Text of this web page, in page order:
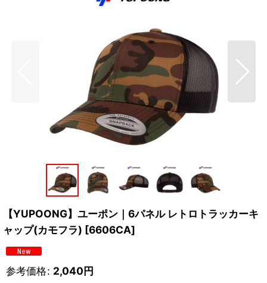
【YUPOONG】ユーポン｜6パネル レトロトラッカーキ
ャップ(カモフラ) [6606CA]
参考価格: 2,040円